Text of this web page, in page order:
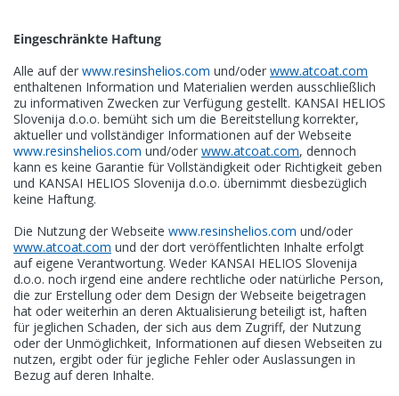
Eingeschränkte Haftung
Alle auf der www.resinshelios.com und/oder www.atcoat.com
enthaltenen Information und Materialien werden ausschließlich
zu informativen Zwecken zur Verfügung gestellt. KANSAI HELIOS
Slovenija d.o.o. bemüht sich um die Bereitstellung korrekter,
aktueller und vollständiger Informationen auf der Webseite
www.resinshelios.com und/oder www.atcoat.com, dennoch
kann es keine Garantie für Vollständigkeit oder Richtigkeit geben
und KANSAI HELIOS Slovenija d.o.o. übernimmt diesbezüglich
keine Haftung.
Die Nutzung der Webseite www.resinshelios.com und/oder
www.atcoat.com und der dort veröffentlichten Inhalte erfolgt
auf eigene Verantwortung. Weder KANSAI HELIOS Slovenija
d.o.o. noch irgend eine andere rechtliche oder natürliche Person,
die zur Erstellung oder dem Design der Webseite beigetragen
hat oder weiterhin an deren Aktualisierung beteiligt ist, haften
für jeglichen Schaden, der sich aus dem Zugriff, der Nutzung
oder der Unmöglichkeit, Informationen auf diesen Webseiten zu
nutzen, ergibt oder für jegliche Fehler oder Auslassungen in
Bezug auf deren Inhalte.